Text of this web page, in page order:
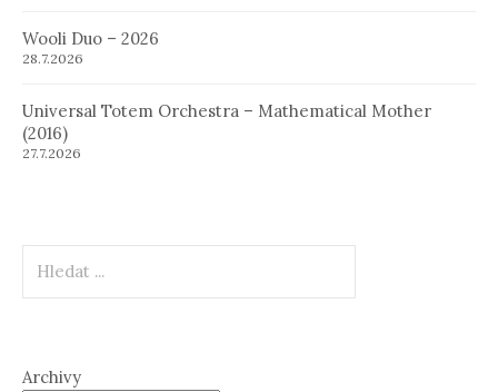
Wooli Duo – 2026
28.7.2026
Universal Totem Orchestra – Mathematical Mother
(2016)
27.7.2026
Archivy